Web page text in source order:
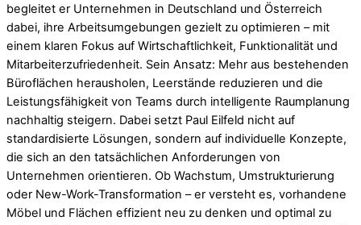
begleitet er Unternehmen in Deutschland und Österreich
dabei, ihre Arbeitsumgebungen gezielt zu optimieren – mit
einem klaren Fokus auf Wirtschaftlichkeit, Funktionalität und
Mitarbeiterzufriedenheit. Sein Ansatz: Mehr aus bestehenden
Büroflächen herausholen, Leerstände reduzieren und die
Leistungsfähigkeit von Teams durch intelligente Raumplanung
nachhaltig steigern. Dabei setzt Paul Eilfeld nicht auf
standardisierte Lösungen, sondern auf individuelle Konzepte,
die sich an den tatsächlichen Anforderungen von
Unternehmen orientieren. Ob Wachstum, Umstrukturierung
oder New-Work-Transformation – er versteht es, vorhandene
Möbel und Flächen effizient neu zu denken und optimal zu